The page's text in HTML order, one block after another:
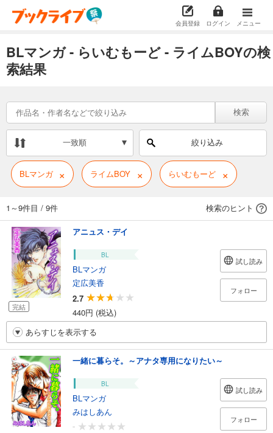
会員登録 ログイン メニュー
BLマンガ - らいむもーど - ライムBOYの検
索結果
検索
一致順 絞り込み
BLマンガ × ライムBOY × らいむもーど ×
1～9件目 / 9件 検索のヒント
完結
アニュス・デイ
BL
BLマンガ
定広美香
2.7
440円 (税込)
試し読み
フォロー
あらすじを表示する
一緒に暮らそ。～アナタ専用になりたい～
BL
BLマンガ
みはしあん
-
試し読み
フォロー